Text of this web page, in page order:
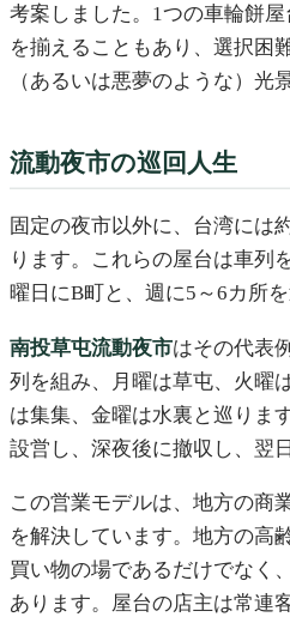
考案しました。1つの車輪餅
を揃えることもあり、選択困
（あるいは悪夢のような）光
流動夜市の巡回人生
固定の夜市以外に、台湾には
ります。これらの屋台は車列
曜日にB町と、週に5～6カ所を
南投草屯流動夜市はその代表
列を組み、月曜は草屯、火曜
は集集、金曜は水裏と巡りま
設営し、深夜後に撤収し、翌
この営業モデルは、地方の商
を解決しています。地方の高
買い物の場であるだけでなく
あります。屋台の店主は常連